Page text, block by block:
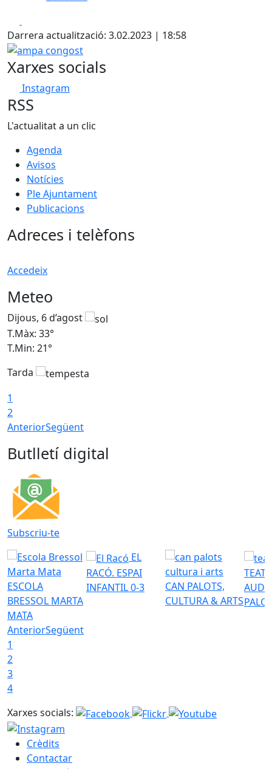
Darrera actualització: 3.02.2023 | 18:58
ampa congost
Xarxes socials
Instagram
RSS
L'actualitat a un clic
Agenda
Avisos
Notícies
Ple Ajuntament
Publicacions
Adreces i telèfons
Accedeix
Meteo
Dijous, 6 d’agost
T.Màx: 33°
T.Min: 21°
Tarda
1
2
AnteriorSegüent
Butlletí digital
Subscriu-te
ESCOLA
BRESSOL MARTA
MATA
EL
RACÓ. ESPAI
INFANTIL 0-3
CAN PALOTS,
CULTURA & ARTS
AnteriorSegüent
1
2
3
4
Xarxes socials:
Crèdits
Contactar